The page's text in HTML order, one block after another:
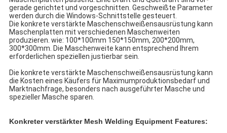
gerade gerichtet und vorgeschnitten. Geschweißte Parameter
werden durch die Windows-Schnittstelle gesteuert.
Die konkrete verstärkte Maschenschweißensausrüstung kann
Maschenplatten mit verschiedenen Maschenweiten
produzieren. wie: 100*100mm 150*150mm, 200*200mm,
300*300mm. Die Maschenweite kann entsprechend Ihrem
erforderlichen speziellen justierbar sein.
Die konkrete verstärkte Maschenschweißensausrüstung kann
die Kosten eines Käufers für Maximumproduktionsbedarf und
Marktnachfrage, besonders nach ausgeführter Masche und
spezieller Masche sparen.
Konkreter verstärkter Mesh Welding Equipment Features: